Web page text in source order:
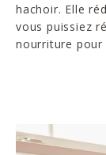
hachoir. Elle
vous puissiez
nourriture pour